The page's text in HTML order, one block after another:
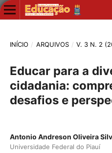
INÍCIO / ARQUIVOS / V. 3 N. 2
Educar para a
cidadania:
desafios e
Antonio Andreson Oliveira
Universidade Federal do Piauí